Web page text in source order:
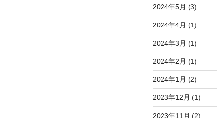
2024年5月 (3)
2024年4月 (1)
2024年3月 (1)
2024年2月 (1)
2024年1月 (2)
2023年12月 (1)
2023年11月 (2)